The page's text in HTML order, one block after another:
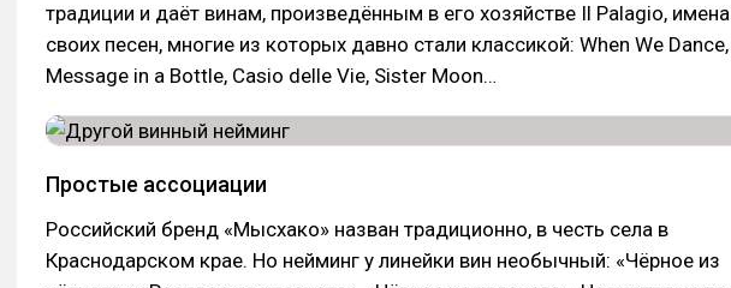
традиции и даёт винам, произведённым в его хозяйстве Il Palagiо, имена
своих песен, многие из которых давно стали классикой: When We Dance,
Message in a Bottle, Casio delle Vie, Sister Moon…
Простые ассоциации
Российский бренд «Мысхако» назван традиционно, в честь села в
Краснодарском крае. Но нейминг у линейки вин необычный: «Чёрное из